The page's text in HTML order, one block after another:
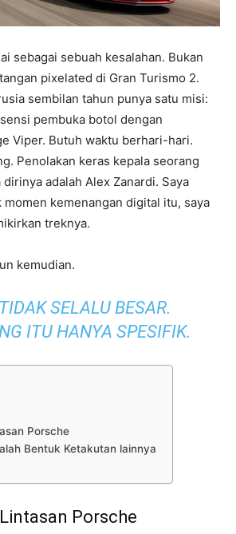
sebagai sebuah kesalahan. Bukan
pixelated di Gran Turismo 2.
sembilan tahun punya satu misi:
pembuka botol dengan
Viper. Butuh waktu berhari-hari.
Penolakan keras kepala seorang
adalah Alex Zanardi. Saya
momen kemenangan digital itu, saya
treknya.
kemudian.
SELALU BESAR.
ITU HANYA SPESIFIK.
Porsche
Bentuk Ketakutan lainnya
Porsche